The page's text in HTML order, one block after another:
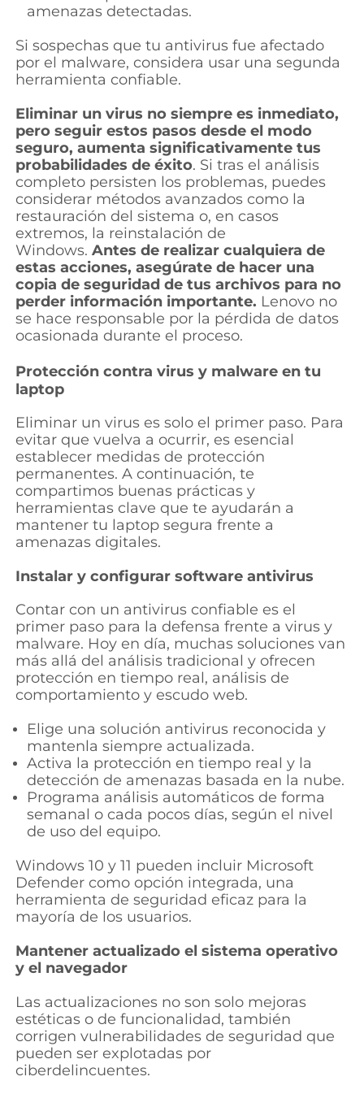
amenazas detectadas.
Si sospechas que tu antivirus fue afectado
por el malware, considera usar una segunda
herramienta confiable.
Eliminar un virus no siempre es inmediato,
pero seguir estos pasos desde el modo
seguro, aumenta significativamente tus
probabilidades de éxito. Si tras el análisis
completo persisten los problemas, puedes
considerar métodos avanzados como la
restauración del sistema o, en casos
extremos, la reinstalación de
Windows. Antes de realizar cualquiera de
estas acciones, asegúrate de hacer una
copia de seguridad de tus archivos para no
perder información importante. Lenovo no
se hace responsable por la pérdida de datos
ocasionada durante el proceso.
Protección contra virus y malware en tu
laptop
Eliminar un virus es solo el primer paso. Para
evitar que vuelva a ocurrir, es esencial
establecer medidas de protección
permanentes. A continuación, te
compartimos buenas prácticas y
herramientas clave que te ayudarán a
mantener tu laptop segura frente a
amenazas digitales.
Instalar y configurar software antivirus
Contar con un antivirus confiable es el
primer paso para la defensa frente a virus y
malware. Hoy en día, muchas soluciones van
más allá del análisis tradicional y ofrecen
protección en tiempo real, análisis de
comportamiento y escudo web.
Elige una solución antivirus reconocida y
mantenla siempre actualizada.
Activa la protección en tiempo real y la
detección de amenazas basada en la nube.
Programa análisis automáticos de forma
semanal o cada pocos días, según el nivel
de uso del equipo.
Windows 10 y 11 pueden incluir Microsoft
Defender como opción integrada, una
herramienta de seguridad eficaz para la
mayoría de los usuarios.
Mantener actualizado el sistema operativo
y el navegador
Las actualizaciones no son solo mejoras
estéticas o de funcionalidad, también
corrigen vulnerabilidades de seguridad que
pueden ser explotadas por
ciberdelincuentes.